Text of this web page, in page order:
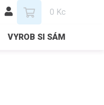
0 Kc
VYROB SI SÁM